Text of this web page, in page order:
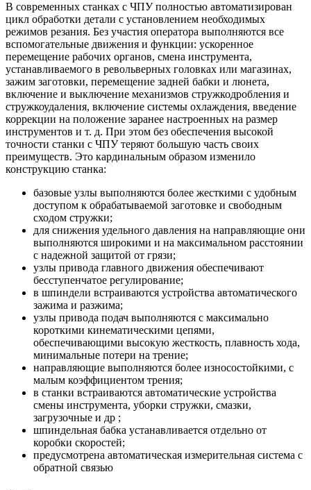
В современных станках с ЧПУ полностью автоматизирован
цикл обработки детали с установлением необходимых
режимов резания. Без участия оператора выполняются все
вспомогательные движения и функции: ускоренное
перемещение рабочих органов, смена инструмента,
устанавливаемого в револьверных головках или магазинах,
зажим заготовки, перемещение задней бабки и люнета,
включение и выключение механизмов стружкодробления и
стружкоудаления, включение системы охлаждения, введение
коррекции на положение заранее настроенных на размер
инструментов и т. д. При этом без обеспечения высокой
точности станки с ЧПУ теряют большую часть своих
преимуществ. Это кардинальным образом изменило
конструкцию станка:
базовые узлы выполняются более жесткими с удобным
доступом к обрабатываемой заготовке и свободным
сходом стружки;
для снижения удельного давления на направляющие они
выполняются широкими и на максимальном расстоянии
с надежной защитой от грязи;
узлы привода главного движения обеспечивают
бесступенчатое регулирование;
в шпиндели встраиваются устройства автоматического
зажима и разжима;
узлы привода подач выполняются с максимально
короткими кинематическими цепями,
обеспечивающими высокую жесткость, плавность хода,
минимальные потери на трение;
направляющие выполняются более износостойкими, с
малым коэффициентом трения;
в станки встраиваются автоматические устройства
смены инструмента, уборки стружки, смазки,
загрузочные и др ;
шпиндельная бабка устанавливается отдельно от
коробки скоростей;
предусмотрена автоматическая измерительная система с
обратной связью